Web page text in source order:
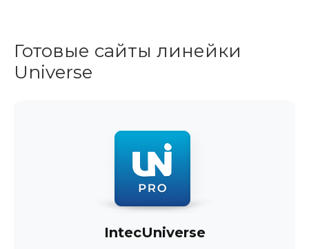
Готовые сайты линейки
Universe
IntecUniverse